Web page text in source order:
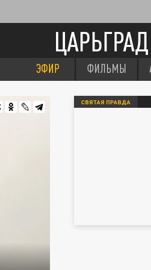
ЦАРЬГРАД
ЭФИР ФИЛЬМЫ
СВЯТАЯ ПРАВДА